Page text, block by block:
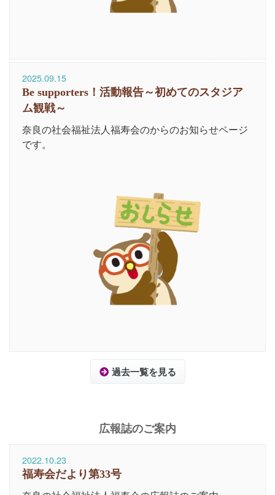
2025.09.15
Be supporters！活動報告～初めてのスタジア
ム観戦～
奈良の社会福祉法人福寿会のからのお知らせページ
です。
過去一覧を見る
広報誌のご案内
2022.10.23
福寿会だより第33号